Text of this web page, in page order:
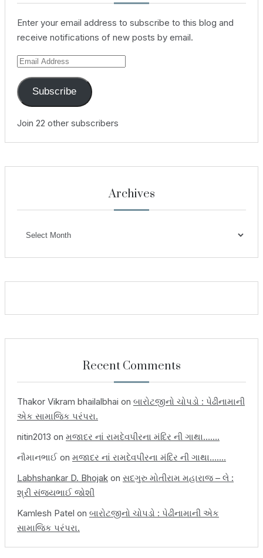
Enter your email address to subscribe to this blog and
receive notifications of new posts by email.
Email
Address
Subscribe
Join 22 other subscribers
Archives
Recent Comments
Thakor Vikram bhailalbhai on બારોટજીનો ચોપડો : પેઢીનામાની
એક સામાજિક પરંપરા.
nitin2013 on મજાદર નાં રામદેવપીરના મંદિર ની ગાથા…….
નૌમાનભાઈ on મજાદર નાં રામદેવપીરના મંદિર ની ગાથા…….
Labhshankar D. Bhojak on સદગુરુ મોતીરામ મહારાજ – લે :
શ્રી સંજયભાઈ જોશી
Kamlesh Patel on બારોટજીનો ચોપડો : પેઢીનામાની એક
સામાજિક પરંપરા.